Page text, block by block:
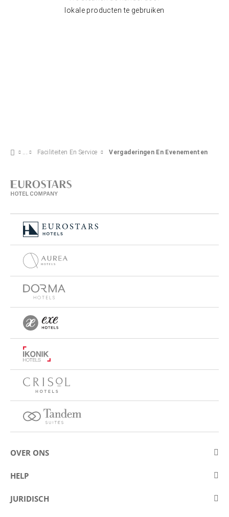
lokale producten te gebruiken
Faciliteiten En Service Vergaderingen En Evenementen
OVER ONS
Over Eurostars Hotel Company
Wedstrijden
HELP
Contact opnemen
JURIDISCH